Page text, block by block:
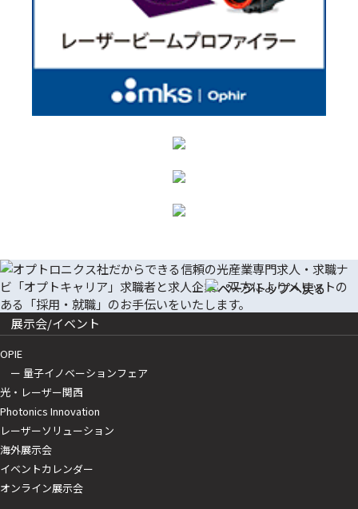
展示会/イベント
OPIE
ー 量子イノベーションフェア
光・レーザー関西
Photonics Innovation
レーザーソリューション
海外展示会
イベントカレンダー
オンライン展示会